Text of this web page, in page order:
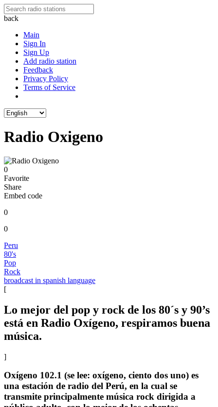
back
Main
Sign In
Sign Up
Add radio station
Feedback
Privacy Policy
Terms of Service
Radio Oxigeno
0
Favorite
Share
Embed code
0
0
Peru
80's
Pop
Rock
broadcast in spanish language
[
Lo mejor del pop y rock de los 80´s y 90’s
está en Radio Oxígeno, respiramos buena
música.
]
Oxígeno 102.1 (se lee: oxígeno, ciento dos uno) es
una estación de radio del Perú, en la cual se
transmite principalmente música rock dirigida a